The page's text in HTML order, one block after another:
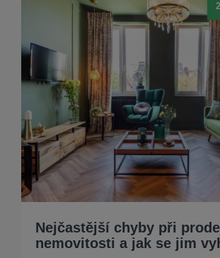
Nejčastější chyby při
nemovitosti a jak se jim